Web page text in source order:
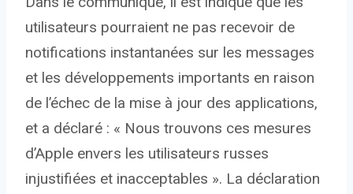
utilisateurs pourraient ne pas recevoir de
notifications instantanées sur les messages
et les développements importants en raison
de l’échec de la mise à jour des applications,
et a déclaré : « Nous trouvons ces mesures
d’Apple envers les utilisateurs russes
injustifiées et inacceptables ». La déclaration